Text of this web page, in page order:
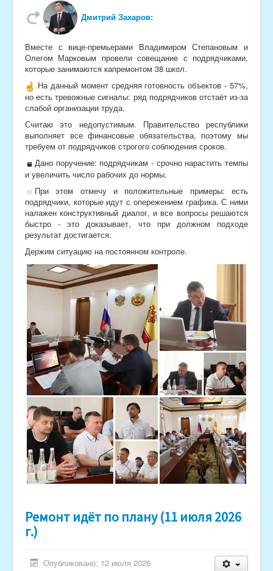
Дмитрий Захаров:
Вместе с вице-премьерами Владимиром Степановым и
Олегом Марковым провели совещание с подрядчиками,
которые занимаются капремонтом 38 школ.
На данный момент средняя готовность объектов - 57%,
но есть тревожные сигналы: ряд подрядчиков отстаёт из-за
слабой организации труда.
Считаю это недопустимым. Правительство республики
выполняет все финансовые обязательства, поэтому мы
требуем от подрядчиков строгого соблюдения сроков.
Дано поручение: подрядчикам - срочно нарастить темпы
и увеличить число рабочих до нормы.
При этом отмечу и положительные примеры: есть
подрядчики, которые идут с опережением графика. С ними
налажен конструктивный диалог, и все вопросы решаются
быстро - это доказывает, что при должном подходе
результат достигается.
Держим ситуацию на постоянном контроле.
Ремонт идёт по плану (11 июля 2026
г.)
Опубликовано: 12 июля 2026